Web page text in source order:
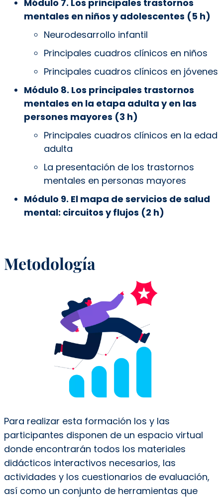
Módulo 7. Los principales trastornos
mentales en niños y adolescentes (5 h)
Neurodesarrollo infantil
Principales cuadros clínicos en niños
Principales cuadros clínicos en jóvenes
Módulo 8. Los principales trastornos
mentales en la etapa adulta y en las
persones mayores (3 h)
Principales cuadros clínicos en la edad
adulta
La presentación de los trastornos
mentales en personas mayores
Módulo 9. El mapa de servicios de salud
mental: circuitos y flujos (2 h)
Metodología
Para realizar esta formación los y las
participantes disponen de un espacio virtual
donde encontrarán todos los materiales
didácticos interactivos necesarios, las
actividades y los cuestionarios de evaluación,
así como un conjunto de herramientas que